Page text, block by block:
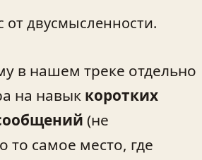
от двусмысленности.
в нашем треке отдельно
на навык коротких
(не
то самое место, где